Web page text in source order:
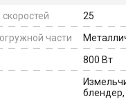
25
части
800 Вт